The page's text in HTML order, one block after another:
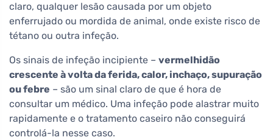
claro, qualquer lesão causada por um objeto
enferrujado ou mordida de animal, onde existe risco de
tétano ou outra infeção.
Os sinais de infeção incipiente – vermelhidão
crescente à volta da ferida, calor, inchaço, supuração
ou febre – são um sinal claro de que é hora de
consultar um médico. Uma infeção pode alastrar muito
rapidamente e o tratamento caseiro não conseguirá
controlá-la nesse caso.